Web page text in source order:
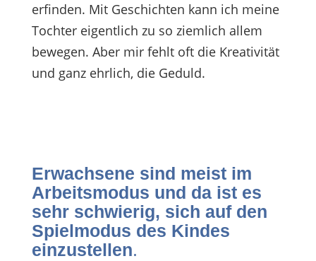
erfinden. Mit Geschichten kann ich meine
Tochter eigentlich zu so ziemlich allem
bewegen. Aber mir fehlt oft die Kreativität
und ganz ehrlich, die Geduld.
Erwachsene sind meist im
Arbeitsmodus und da ist es
sehr schwierig, sich auf den
Spielmodus des Kindes
einzustellen.